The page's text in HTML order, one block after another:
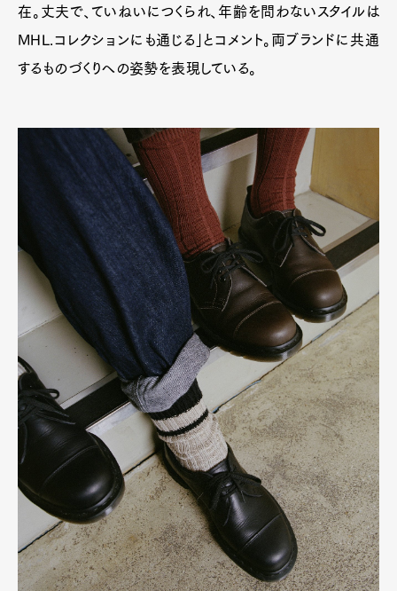
在。丈夫で、ていねいにつくられ、年齢を問わないスタイルは
MHL.コレクションにも通じる」とコメント。両ブランドに共通
するものづくりへの姿勢を表現している。